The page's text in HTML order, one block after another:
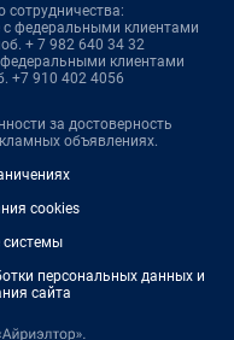
сотрудничества:
федеральными клиентами
+ 7 982 640 34 32
клиентами
+7 910 402 4056
за достоверность
объявлениях.
cookies
системы
персональных данных и
сайта